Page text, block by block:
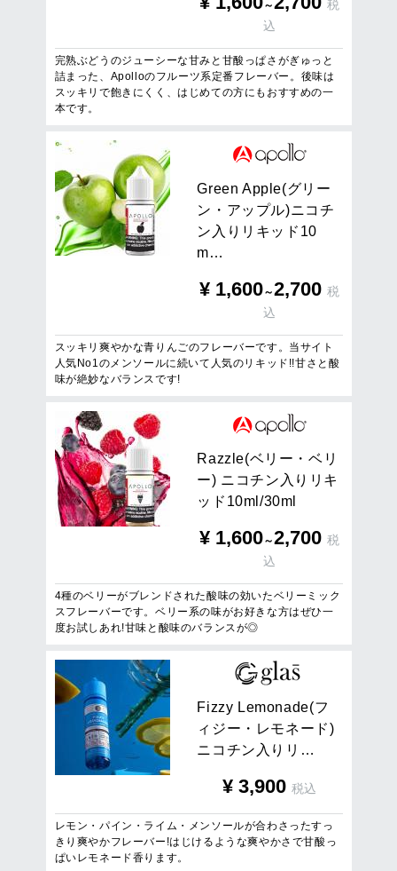
～
税
込
完熟ぶどうのジューシーな甘みと甘酸っぱさがぎゅっと
詰まった、Apolloのフルーツ系定番フレーバー。後味は
スッキリで飽きにくく、はじめての方にもおすすめの一
本です。
Green App le(グリ ー
ン ・ アッ プル)ニコ チ
ン 入 り リ キ ッ ド 10
m…
¥ 1,600～2,700税
込
スッキリ爽やかな青りんごのフレーバーです。当サイト
人気No1のメンソールに続いて人気のリキッド!!甘さと酸
味が絶妙なバランスです!
Razz le(ベリ ー ・ベ リ
ー) ニ コチ ン 入 り リ キ
ッ ド 10m l/30m
¥ 1,600～2,700税
込
4種のベリーがブレンドされた酸味の効いたベリーミック
スフレーバーです。ベリー系の味がお好きな方はぜひ一
度お試しあれ!甘味と酸味のバランスが◎
Fizzy Lemonade(フ
ィ ジー ・ レモネー ド)
ニ コ チン 入 り リ …
¥ 3,900 税込
レモン・パイン・ライム・メンソールが合わさったすっ
きり爽やかフレーバー!はじけるような爽やかさで甘酸っ
ぱいレモネード香ります。